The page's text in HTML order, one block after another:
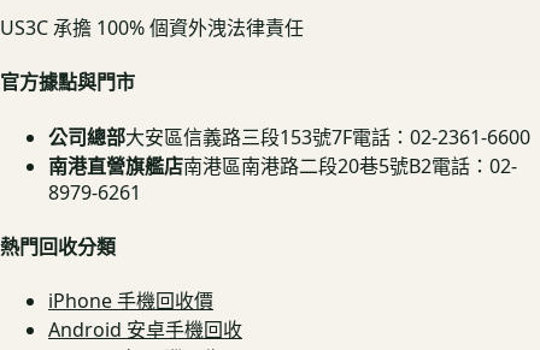
US3C 承擔 100% 個資外洩法律責任
官方據點與門市
公司總部大安區信義路三段153號7F電話：02-2361-6600
南港直營旗艦店南港區南港路二段20巷5號B2電話：02-
8979-6261
熱門回收分類
iPhone 手機回收價
Android 安卓手機回收